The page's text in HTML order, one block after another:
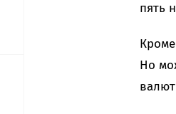
пять
Но